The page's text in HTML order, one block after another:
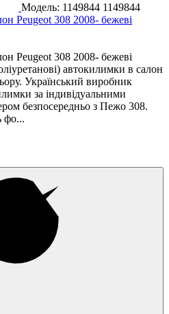
Модель: 1149844 1149844
Peugeot 308 2008- бежеві
Peugeot 308 2008- бежеві
автокилимки в салон
Український виробник
за індивідуальними
безпосередньо з Пежо 308.
фо...